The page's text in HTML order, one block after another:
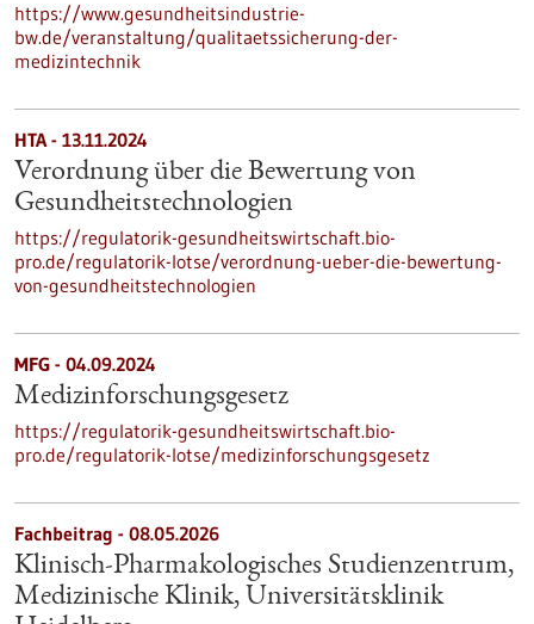
https://www.gesundheitsindustrie-
bw.de/veranstaltung/qualitaetssicherung-der-
medizintechnik
HTA - 13.11.2024
Verordnung über die Bewertung von
Gesundheitstechnologien
https://regulatorik-gesundheitswirtschaft.bio-
pro.de/regulatorik-lotse/verordnung-ueber-die-bewertung-
von-gesundheitstechnologien
MFG - 04.09.2024
Medizinforschungsgesetz
https://regulatorik-gesundheitswirtschaft.bio-
pro.de/regulatorik-lotse/medizinforschungsgesetz
Fachbeitrag - 08.05.2026
Klinisch-Pharmakologisches Studienzentrum,
Medizinische Klinik, Universitätsklinik